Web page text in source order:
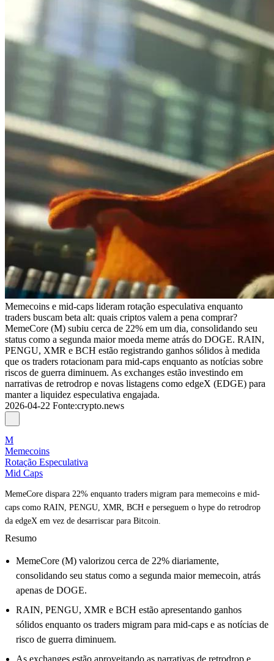
Memecoins e mid-caps lideram rotação especulativa enquanto
traders buscam beta alt: quais criptos valem a pena comprar?
MemeCore (M) subiu cerca de 22% em um dia, consolidando seu
status como a segunda maior moeda meme atrás do DOGE. RAIN,
PENGU, XMR e BCH estão registrando ganhos sólidos à medida
que os traders rotacionam para mid-caps enquanto as notícias sobre
riscos de guerra diminuem. As exchanges estão investindo em
narrativas de retrodrop e novas listagens como edgeX (EDGE) para
manter a liquidez especulativa engajada.
2026-04-22 Fonte:crypto.news
M
Memecoins
Rotação Especulativa
Mid Caps
MemeCore dispara 22% enquanto traders migram para memecoins e mid-
caps como RAIN, PENGU, XMR, BCH e perseguem o hype do retrodrop
da edgeX em vez de desarriscar para Bitcoin.
Resumo
MemeCore (M) valorizou cerca de 22% diariamente,
consolidando seu status como a segunda maior memecoin, atrás
apenas de DOGE.
RAIN, PENGU, XMR e BCH estão apresentando ganhos
sólidos enquanto os traders migram para mid-caps e as notícias de
risco de guerra diminuem.
As exchanges estão aproveitando as narrativas de retrodrop e